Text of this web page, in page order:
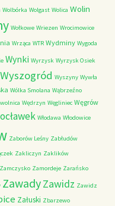
Wolbórka Wolgast Wolica Wolin
Wołkowe Wriezen Wrocimowice
Wrząca WTR Wydminy Wygoda
Wynki Wyrzysk Wyrzysk Osiek
Wyszogród Wyszyny Wywła
Wólka Smolana Wąbrzeźno
Wędrzyn Węgliniec Węgrów
Włodawa Włodowice
Zaborów Leśny Zabłudów
Zakliczyn Zaklików
Zamczysko Zamordeje Zarańsko
ZawadyZawidz Zawidz
Załuski Zbarzewo